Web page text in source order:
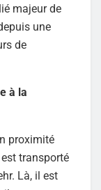
majeur de
une
de
à la
proximité
transporté
Là, il est